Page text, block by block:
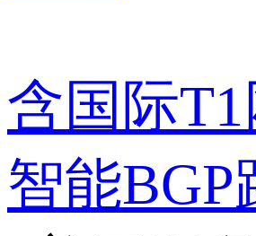
含国际
智能